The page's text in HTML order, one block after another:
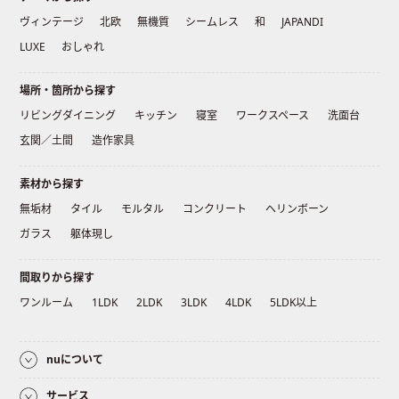
ヴィンテージ
北欧 無機質 シームレス 和
JAPANDI
LUXE
おしゃれ
場所・箇所から探す
リビングダイニング
キッチン 寝室 ワークスペース
洗面台
玄関／土間
造作家具
素材から探す
無垢材
タイル モルタル コンクリート
ヘリンボーン
ガラス
躯体現し
間取りから探す
ワンルーム
1LDK 2LDK 3LDK 4LDK 5LDK以上
nuについて
サービス